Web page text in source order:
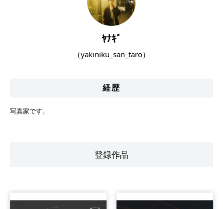
ﾔﾅｷﾞ
（yakiniku_san_taro）
経歴
写真家です。
登録作品